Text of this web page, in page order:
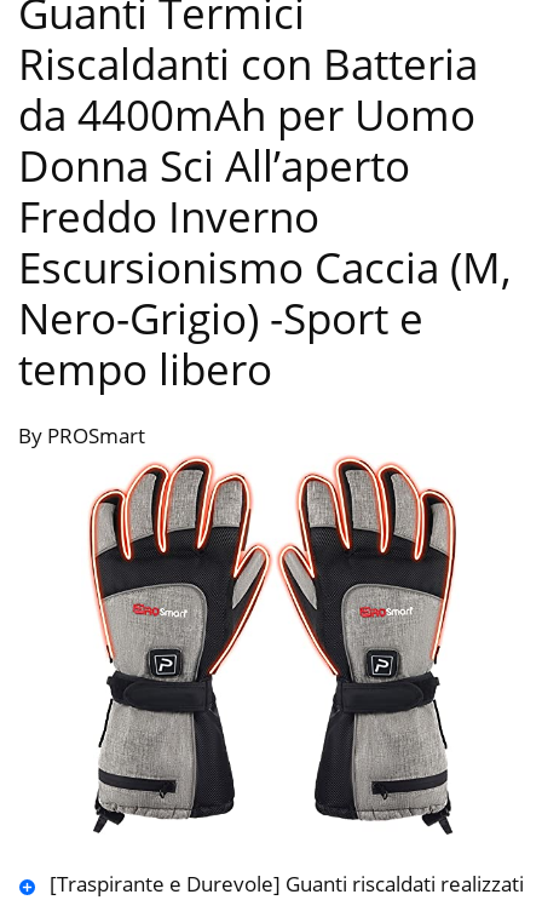
Guanti Termici
Riscaldanti con Batteria
da 4400mAh per Uomo
Donna Sci All’aperto
Freddo Inverno
Escursionismo Caccia (M,
Nero-Grigio) -Sport e
tempo libero
By PROSmart
[Traspirante e Durevole] Guanti riscaldati realizzati